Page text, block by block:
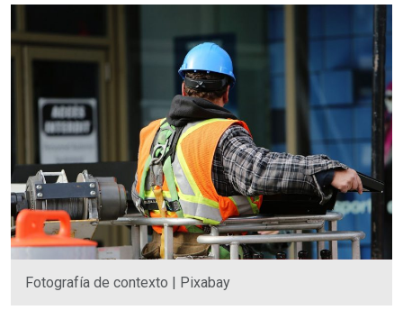
Fotografía de contexto | Pixabay